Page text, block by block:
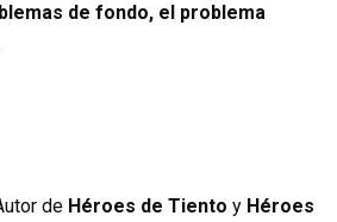
de fondo, el problema
de Héroes de Tiento y Héroes